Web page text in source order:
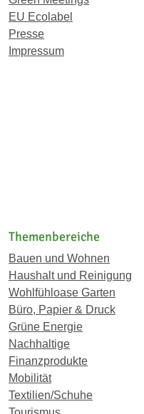
EU Ecolabel
Presse
Impressum
Themenbereiche
Bauen und Wohnen
Haushalt und Reinigung
Wohlfühloase Garten
Büro, Papier & Druck
Grüne Energie
Nachhaltige
Finanzprodukte
Mobilität
Textilien/Schuhe